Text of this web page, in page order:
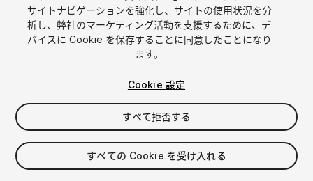
1 /6
$5.99
消費税は決済時に計算されます
サイトナビゲーションを強化し、サイトの使用状況を分
析し、弊社のマーケティング活動を支援するために、デ
バイスに Cookie を保存することに同意したことになり
ます。
Cookie 設定
すべて拒否する
すべての Cookie を受け入れる